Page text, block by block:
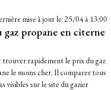
mise à jour le:25/04 à 13:00
propane en citerne
rapidement le prix du gaz
le moins cher. Il comparer tous
visibles sur le site du gazier